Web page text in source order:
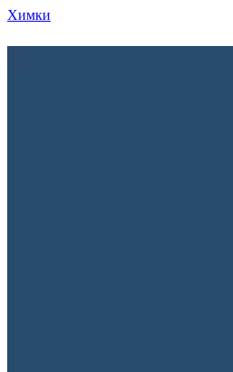
Химки